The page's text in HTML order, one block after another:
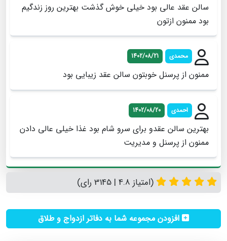
سالن عقد عالی بود خیلی خوش گذشت بهترین روز زندگیم
بود ممنون ازتون
محمدی 1402/08/21
ممنون از پرسنل خوبتون سالن عقد زیبایی بود
احمدی 1402/08/20
بهترین سالن عقدو برای سرو شام بود غذا خیلی عالی دادن
ممنون از پرسنل و مدیریت
(امتیاز 4.8 | 3145 رای)
افزودن مجموعه شما به دفاتر ازدواج و طلاق